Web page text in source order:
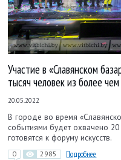
Участие в «Славянском
тысяч человек из более
20.05.2022
В городе во время
событиями будет охвачено
готовятся к форуму искусств.
0 2985 Подробнее